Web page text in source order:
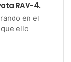
RAV-4.
en el
ello